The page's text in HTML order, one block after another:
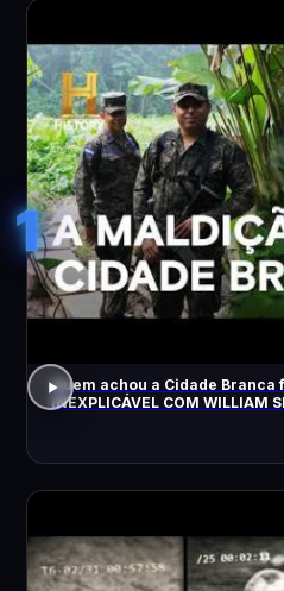
1
Quem achou a Cidade Branca
INEXPLICÁVEL COM WILLIAM